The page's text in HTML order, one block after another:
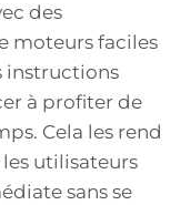
des
moteurs faciles
instructions
à profiter de
Cela les rend
utilisateurs
sans se